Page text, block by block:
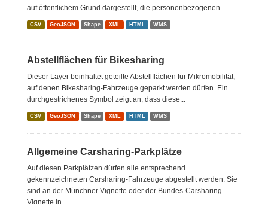
auf öffentlichem Grund dargestellt, die personenbezogenen...
CSV GeoJSON Shape XML HTML WMS
Abstellflächen für Bikesharing
Dieser Layer beinhaltet geteilte Abstellflächen für Mikromobilität,
auf denen Bikesharing-Fahrzeuge geparkt werden dürfen. Ein
durchgestrichenes Symbol zeigt an, dass diese...
CSV GeoJSON Shape XML HTML WMS
Allgemeine Carsharing-Parkplätze
Auf diesen Parkplätzen dürfen alle entsprechend
gekennzeichneten Carsharing-Fahrzeuge abgestellt werden. Sie
sind an der Münchner Vignette oder der Bundes-Carsharing-
Vignette in...